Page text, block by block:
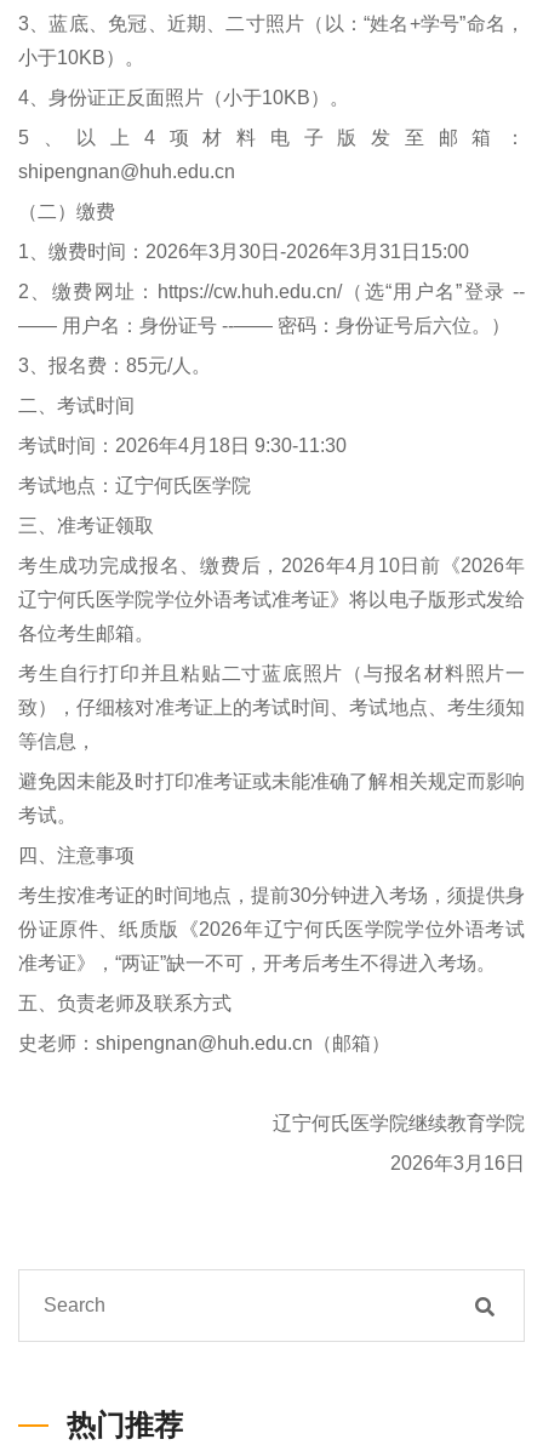
3、蓝底、免冠、近期、二寸照片（以：“姓名+学号”命名，
小于10KB）。
4、身份证正反面照片（小于10KB）。
5、以上4项材料电子版发至邮箱：
shipengnan@huh.edu.cn
（二）缴费
1、缴费时间：2026年3月30日-2026年3月31日15:00
2、缴费网址：https://cw.huh.edu.cn/（选“用户名”登录 --
—— 用户名：身份证号 --—— 密码：身份证号后六位。）
3、报名费：85元/人。
二、考试时间
考试时间：2026年4月18日 9:30-11:30
考试地点：辽宁何氏医学院
三、准考证领取
考生成功完成报名、缴费后，2026年4月10日前《2026年
辽宁何氏医学院学位外语考试准考证》将以电子版形式发给
各位考生邮箱。
考生自行打印并且粘贴二寸蓝底照片（与报名材料照片一
致），仔细核对准考证上的考试时间、考试地点、考生须知
等信息，
避免因未能及时打印准考证或未能准确了解相关规定而影响
考试。
四、注意事项
考生按准考证的时间地点，提前30分钟进入考场，须提供身
份证原件、纸质版《2026年辽宁何氏医学院学位外语考试
准考证》，“两证”缺一不可，开考后考生不得进入考场。
五、负责老师及联系方式
史老师：shipengnan@huh.edu.cn（邮箱）
辽宁何氏医学院继续教育学院
2026年3月16日
热门推荐